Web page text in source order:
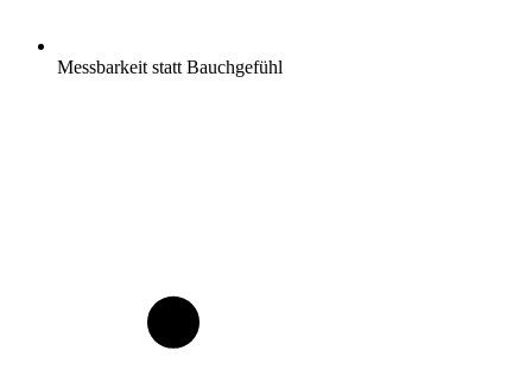
Messbarkeit statt Bauchgefühl